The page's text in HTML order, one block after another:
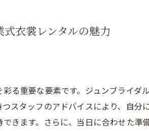
衣裳レンタルの魅力
る重要な要素です。ジュンブライ
スタッフのアドバイスにより、自
きます。さらに、当日に合わせた